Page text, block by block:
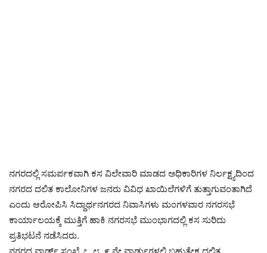
ನಗರದಲ್ಲಿ ಸಮರ್ಪಕವಾಗಿ ಕಸ ವಿಲೇವಾರಿ ಮಾಡದ ಅಧಿಕಾರಿಗಳ ನಿರ್ಲಕ್ಷ್ಯದಿಂದ
ನಗರದ ದಲಿತ ಕಾಲೋನಿಗಳ ಜನರು ವಿವಿಧ ಖಾಯಿಲೆಗಳಿಗೆ ತುತ್ತಾಗುವಂತಾಗಿದೆ
ಎಂದು ಆರೋಪಿಸಿ ಸಿದ್ದಾರ್ಥನಗರದ ನಿವಾಸಿಗಳು ಮಂಗಳವಾರ ನಗರಸಭೆ
ಕಾರ್ಯಾಲಯಕ್ಕೆ ಮುತ್ತಿಗೆ ಹಾಕಿ ನಗರಸಭೆ ಮುಂಭಾಗದಲ್ಲಿ ಕಸ ಸುರಿದು
ಪ್ರತಿಭಟನೆ ನಡೆಸಿದರು.